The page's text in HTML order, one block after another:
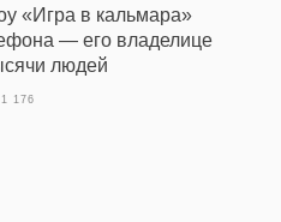
«Игра в кальмара»
— его владелице
людей
1 176